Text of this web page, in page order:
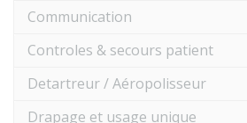
Communication
Controles & secours patient
Detartreur / Aéropolisseur
Drapage et usage unique